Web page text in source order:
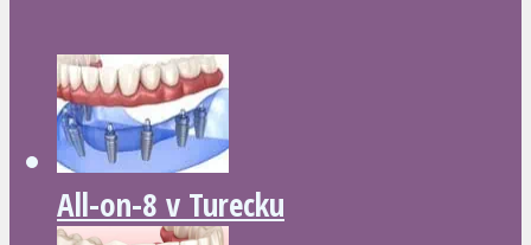
All-on-8 v Turecku